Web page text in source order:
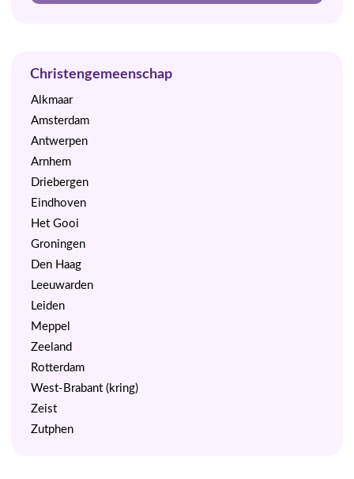
Christengemeenschap
Alkmaar
Amsterdam
Antwerpen
Arnhem
Driebergen
Eindhoven
Het Gooi
Groningen
Den Haag
Leeuwarden
Leiden
Meppel
Zeeland
Rotterdam
West-Brabant (kring)
Zeist
Zutphen